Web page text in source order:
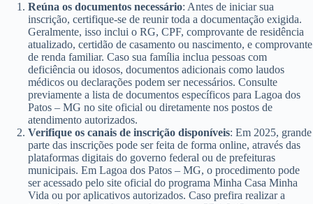
Reúna os documentos necessário: Antes de iniciar sua
inscrição, certifique-se de reunir toda a documentação exigida.
Geralmente, isso inclui o RG, CPF, comprovante de residência
atualizado, certidão de casamento ou nascimento, e comprovante
de renda familiar. Caso sua família inclua pessoas com
deficiência ou idosos, documentos adicionais como laudos
médicos ou declarações podem ser necessários. Consulte
previamente a lista de documentos específicos para Lagoa dos
Patos – MG no site oficial ou diretamente nos postos de
atendimento autorizados.
Verifique os canais de inscrição disponíveis: Em 2025, grande
parte das inscrições pode ser feita de forma online, através das
plataformas digitais do governo federal ou de prefeituras
municipais. Em Lagoa dos Patos – MG, o procedimento pode
ser acessado pelo site oficial do programa Minha Casa Minha
Vida ou por aplicativos autorizados. Caso prefira realizar a